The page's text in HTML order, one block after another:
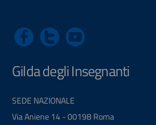
Gilda degli Insegnanti
SEDE NAZIONALE
Via Aniene 14 - 00198 Roma